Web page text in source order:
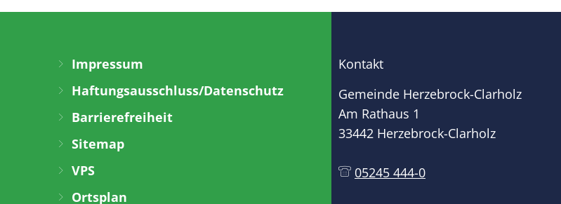
Impressum
Haftungsausschluss/Datenschutz
Barrierefreiheit
Sitemap
VPS
Ortsplan
Kontakt
Gemeinde Herzebrock-Clarholz
Am Rathaus 1
33442 Herzebrock-Clarholz
05245 444-0